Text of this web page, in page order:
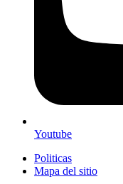
Youtube
Politicas
Mapa del sitio